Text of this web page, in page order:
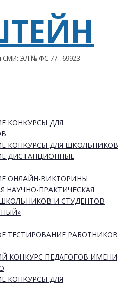
СМИ: ЭЛ № ФС 77 - 69923
КОНКУРСЫ ДЛЯ
КОНКУРСЫ ДЛЯ ШКОЛЬНИКОВ
ДИСТАНЦИОННЫЕ
ОНЛАЙН-ВИКТОРИНЫ
НАУЧНО-ПРАКТИЧЕСКАЯ
И СТУДЕНТОВ
ТЕСТИРОВАНИЕ РАБОТНИКОВ
КОНКУРС ПЕДАГОГОВ ИМЕНИ
КОНКУРСЫ ДЛЯ